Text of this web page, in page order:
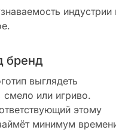
бренд
выглядеть
или игриво.
этому
минимум